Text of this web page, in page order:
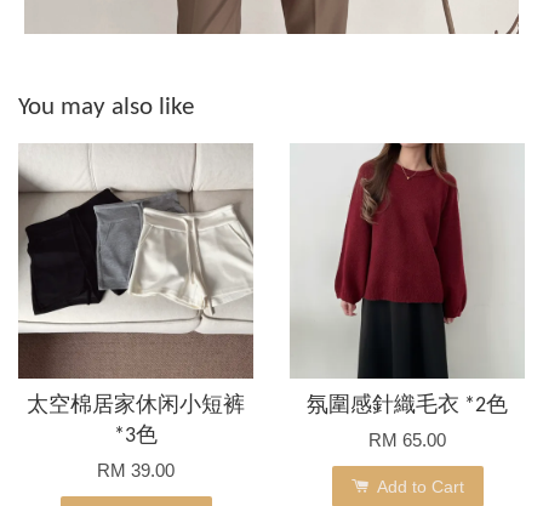
You may also like
太空棉居家休闲小短裤
*3色
RM 39.00
氛圍感針織毛衣 *2色
RM 65.00
Add to Cart